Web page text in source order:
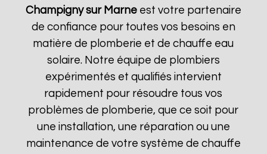
Champigny sur Marneest votre partenaire
de confiance pour toutes vos besoins en
matière de plomberie et de chauffe eau
solaire. Notre équipe de plombiers
expérimentés et qualifiés intervient
rapidement pour résoudre tous vos
problèmes de plomberie, que ce soit pour
une installation, une réparation ou une
maintenance de votre système de chauffe